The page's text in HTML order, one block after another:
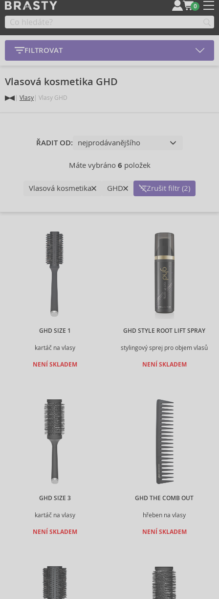
0
FILTROVAT
Vlasová kosmetika GHD
Vlasy Vlasy GHD
ŘADIT OD:
Máte vybráno 6 položek
Vlasová kosmetika GHD Zrušit filtr (2)
GHD SIZE 1
kartáč na vlasy
NENÍ SKLADEM
GHD STYLE ROOT LIFT SPRAY
stylingový sprej pro objem vlasů
NENÍ SKLADEM
GHD SIZE 3
kartáč na vlasy
NENÍ SKLADEM
GHD THE COMB OUT
hřeben na vlasy
NENÍ SKLADEM